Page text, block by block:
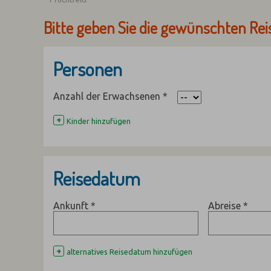
Bitte geben Sie die gewünschten
Personen
Anzahl der Erwachsenen *
+ Kinder hinzufügen
Reisedatum
Ankunft * Abreise *
+ alternatives Reisedatum hinzufügen